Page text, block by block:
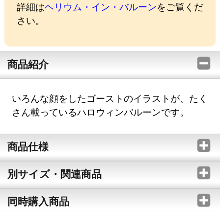
詳細はヘリウム・イン・バルーンをご覧くだ
さい。
商品紹介
いろんな顔をしたゴーストのイラストが、たく
さん載っているハロウィンバルーンです。
商品仕様
別サイズ・関連商品
同時購入商品